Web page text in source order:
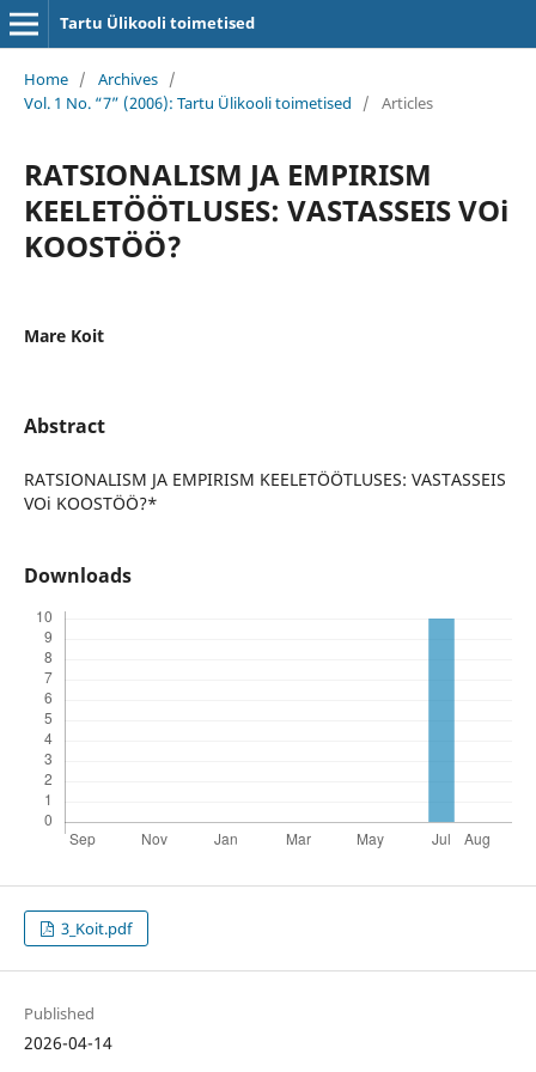
Tartu Ülikooli toimetised
Home / Archives /
Vol. 1 No. “7” (2006): Tartu Ülikooli toimetised
/ Articles
RATSIONALISM JA EMPIRISM
KEELE­TÖÖTLUSES: VASTASSEIS VOi
KOOSTÖÖ?
Mare Koit
Abstract
RATSIONALISM JA EMPIRISM KEELE­TÖÖTLUSES: VASTASSEIS
VOi KOOSTÖÖ?*
Downloads
3_Koit.pdf
Published
2026-04-14